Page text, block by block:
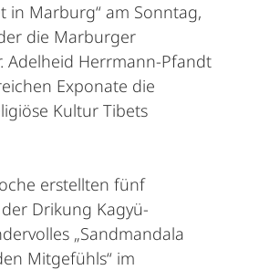
in Marburg“ am Sonntag,
die Marburger
Adelheid Herrmann-Pfandt
Exponate die
Kultur Tibets
erstellten fünf
Drikung Kagyü-
„Sandmandala
Mitgefühls“ im